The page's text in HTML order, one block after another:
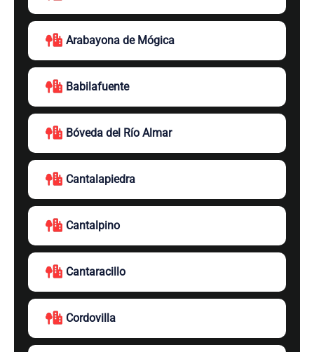
Arabayona de Mógica
Babilafuente
Bóveda del Río Almar
Cantalapiedra
Cantalpino
Cantaracillo
Cordovilla